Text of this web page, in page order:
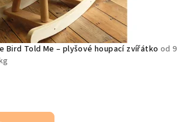
Bird Told Me – plyšové houpací zvířátko od 9